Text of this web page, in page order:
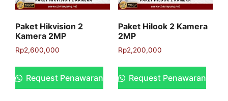
Paket Hikvision 2
Kamera 2MP
Rp2,600,000
Request Penawaran
Paket Hilook 2 Kamera
2MP
Rp2,200,000
Request Penawaran